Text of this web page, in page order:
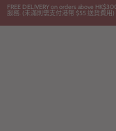
跳FREE DELIVERY on orders above
服務. (未滿則需支付港幣 $55 送貨費用)